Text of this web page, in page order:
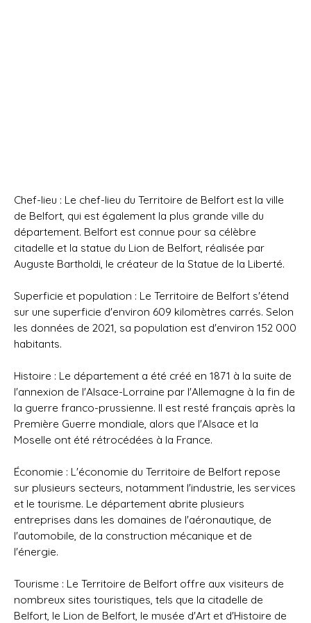
Chef-lieu : Le chef-lieu du Territoire de Belfort est la ville
de Belfort, qui est également la plus grande ville du
département. Belfort est connue pour sa célèbre
citadelle et la statue du Lion de Belfort, réalisée par
Auguste Bartholdi, le créateur de la Statue de la Liberté.
Superficie et population : Le Territoire de Belfort s'étend
sur une superficie d'environ 609 kilomètres carrés. Selon
les données de 2021, sa population est d'environ 152 000
habitants.
Histoire : Le département a été créé en 1871 à la suite de
l'annexion de l'Alsace-Lorraine par l'Allemagne à la fin de
la guerre franco-prussienne. Il est resté français après la
Première Guerre mondiale, alors que l'Alsace et la
Moselle ont été rétrocédées à la France.
Économie : L'économie du Territoire de Belfort repose
sur plusieurs secteurs, notamment l'industrie, les services
et le tourisme. Le département abrite plusieurs
entreprises dans les domaines de l'aéronautique, de
l'automobile, de la construction mécanique et de
l'énergie.
Tourisme : Le Territoire de Belfort offre aux visiteurs de
nombreux sites touristiques, tels que la citadelle de
Belfort, le Lion de Belfort, le musée d'Art et d'Histoire de